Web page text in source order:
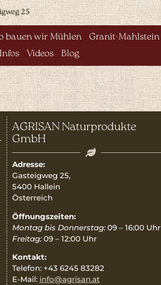
25
bauen wir Mühlen Granit-Mahlstein
Videos Blog
AGRISAN Naturprodukte
GmbH
Adresse:
Gasteigweg 25,
5400 Hallein
Österreich
Öffnungszeiten:
Montag bis Donnerstag:09 – 16:00 Uhr
Freitag:09 – 12:00 Uhr
Kontakt:
Telefon: +43 6245 83282
E-Mail: info@agrisan.at